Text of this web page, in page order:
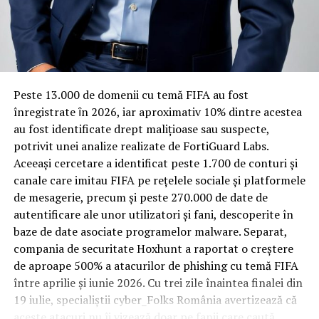
Rotația rapidă a oaspeților cere
materiale rezistente
Spre diferență de o locuință obișnuită, o cameră de hotel
trece printr-un ciclu de utilizare intensă: oaspeți diferiți,
bagaje trase pe roți, curățenie zilnică, uneori mai multe
rezervări consecutive în aceeași săptămână. Această
frecvență ridicată de utilizare pune presiune reală pe
orice suprafață, iar pardoseala este printre primele
elemente afectate vizibil, mai ales în zona din jurul
patului și a ușii de acces.
În etapa de renovare sau construcție, administratorii
care iau în calcul mocheta trafic intenspentru zonele
cu rotație mare reduc riscul de uzură prematură și de
decolorare vizibilă în punctele de trecere frecventă. Este
o decizie care ține mai puțin de stil și mai mult de
Peste 13.000 de domenii cu temă FIFA au fost
înregistrate ȋn 2026, iar aproximativ 10% dintre acestea
au fost identificate drept malițioase sau suspecte,
potrivit unei analize realizate de FortiGuard Labs.
Aceeași cercetare a identificat peste 1.700 de conturi și
canale care imitau FIFA pe rețelele sociale și platformele
de mesagerie, precum și peste 270.000 de date de
autentificare ale unor utilizatori și fani, descoperite în
baze de date asociate programelor malware. Separat,
compania de securitate Hoxhunt a raportat o creștere
de aproape 500% a atacurilor de phishing cu temă FIFA
între aprilie și iunie 2026. Cu trei zile înaintea finalei din
19 iulie, specialiștii cyber_Folks România avertizează că